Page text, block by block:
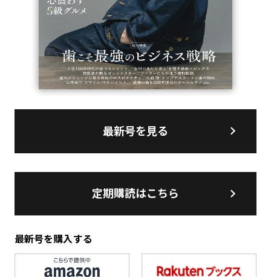
最新号を見る
定期購読はこちら
最新号を購入する